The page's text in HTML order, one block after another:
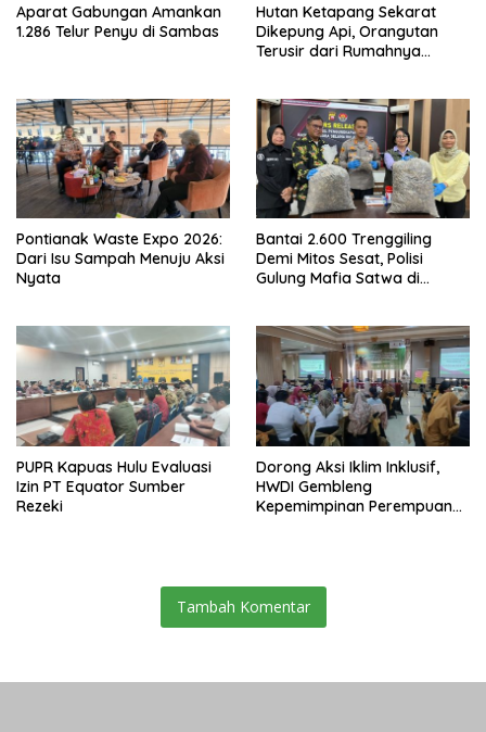
Aparat Gabungan Amankan
1.286 Telur Penyu di Sambas
Hutan Ketapang Sekarat
Dikepung Api, Orangutan
Terusir dari Rumahnya
Pontianak Waste Expo 2026:
Dari Isu Sampah Menuju Aksi
Nyata
Bantai 2.600 Trenggiling
Demi Mitos Sesat, Polisi
Gulung Mafia Satwa di
PUPR Kapuas Hulu Evaluasi
Izin PT Equator Sumber
Rezeki
Dorong Aksi Iklim Inklusif,
HWDI Gembleng
Kepemimpinan Perempuan
Tambah Komentar